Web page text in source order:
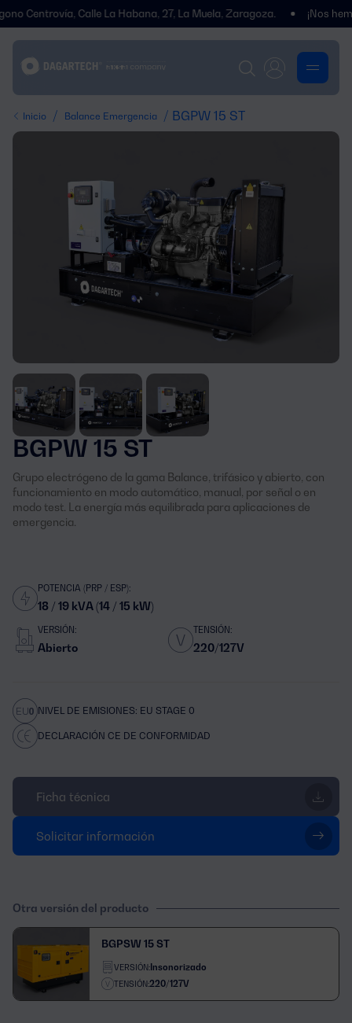
Calle La Habana, 27, La Muela, Zaragoza. ¡Nos hemos
Inicio / Balance Emergencia / BGPW 15 ST
BGPW 15 ST
Grupo electrógeno de la gama Balance, trifásico y abierto, con
funcionamiento en modo automático, manual, por señal o en
modo test. La energía más equilibrada para aplicaciones de
emergencia.
POTENCIA (PRP / ESP):
18 / 19 kVA (14 / 15 kW)
VERSIÓN:
Abierto
TENSIÓN:
220/127V
NIVEL DE EMISIONES: EU STAGE 0
DECLARACIÓN CE DE CONFORMIDAD
Ficha técnica
Solicitar información
Otra versión del producto
BGPSW 15 ST
VERSIÓN:Insonorizado
TENSIÓN:220/127V